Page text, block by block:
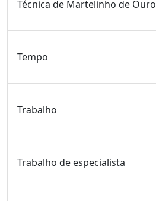
Técnica de Martelinho de Ouro
Tempo
Trabalho
Trabalho de especialista